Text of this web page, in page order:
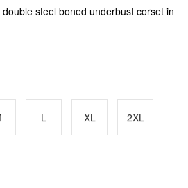
steel boned underbust corset in
L XL 2XL